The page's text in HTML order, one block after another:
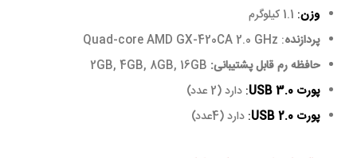
وزن:
پردازنده: Quad-core AMD GX-420CA 2.0 GHz
حافظه رم قابل پشتیبانی: 2GB, 4GB, 8GB, 16GB
پورت USB 3.0
: دارد (2 عدد)
پورت USB 2.0
: دارد (4عدد)